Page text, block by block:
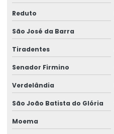
Reduto
São José da Barra
Tiradentes
Senador Firmino
Verdelândia
São João Batista do Glória
Moema